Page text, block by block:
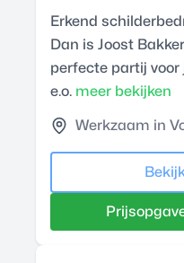
Erkend
Dan is Joost
perfecte partij voor
e.o. meer bekijken
Werkzaam in